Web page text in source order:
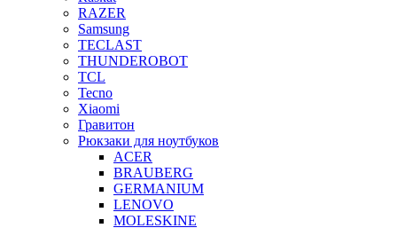
RAZER
Samsung
TECLAST
THUNDEROBOT
TCL
Tecno
Xiaomi
Гравитон
Рюкзаки для ноутбуков
ACER
BRAUBERG
GERMANIUM
LENOVO
MOLESKINE